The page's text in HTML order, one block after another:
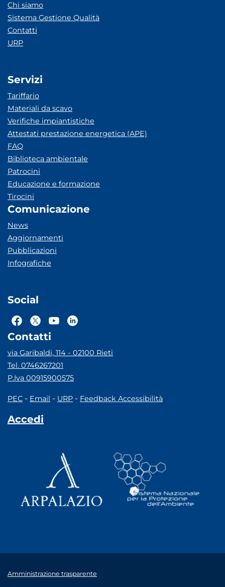
Chi siamo
Sistema Gestione Qualità
Contatti
URP
Servizi
Tariffario
Materiali da scavo
Verifiche impiantistiche
Attestati prestazione energetica (APE)
FAQ
Biblioteca ambientale
Patrocini
Educazione e formazione
Tirocini
Comunicazione
News
Aggiornamenti
Pubblicazioni
Infografiche
Social
Contatti
via Garibaldi, 114 - 02100 Rieti
Tel. 0746267201
P.Iva 00915900575
PEC - Email - URP - Feedback Accessibilità
Accedi
Amministrazione trasparente